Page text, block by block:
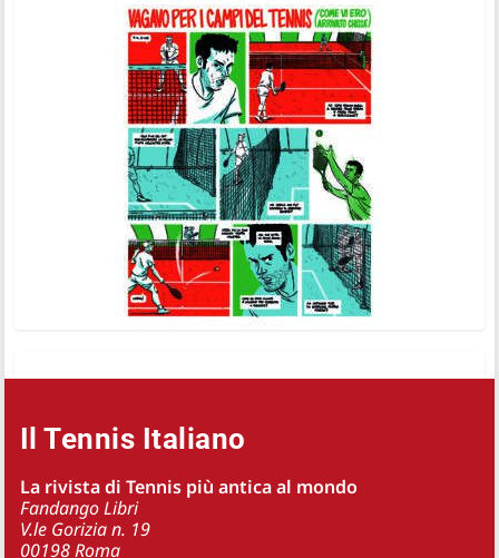
Il Tennis Italiano
La rivista di Tennis più antica al mondo
Fandango Libri
V.le Gorizia n. 19
00198 Roma